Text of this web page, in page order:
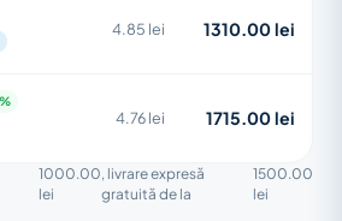
4.85 lei 1310.00 lei
4.76 lei 1715.00 lei
1000.00
lei
, livrare expresă
gratuită de la
1500.00
lei